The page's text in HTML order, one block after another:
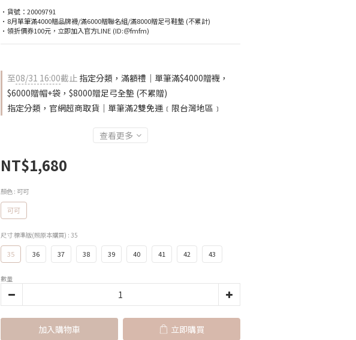
•貨號：20009791
•8月單筆滿4000贈品牌襪/滿6000贈聯名組/滿8000贈足弓鞋墊 (不累計)
•領折價券100元，立即加入官方LINE (ID:＠fmfm)
至08/31 16:00截止 指定分類，滿額禮｜單筆滿$4000贈襪，
$6000贈帽+袋，$8000贈足弓全墊 (不累贈)
指定分類，官網超商取貨｜單筆滿2雙免運﹝限台灣地區﹞
查看更多
NT$1,680
顏色 : 可可
可可
尺寸 標準版(照原本購買) : 35
35 36 37 38 39 40 41 42 43
數量
加入購物車 立即購買